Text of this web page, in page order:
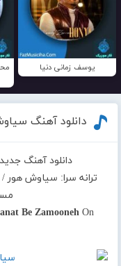
یوسف زمانی دنیا
دانلود آهنگ
دانلود آهنگ
ترانه سرا: سیاوش
Be Zamooneh On